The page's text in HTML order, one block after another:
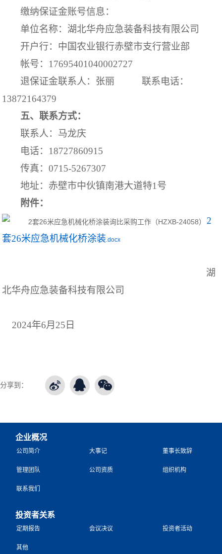
缴纳保证金账号信息：
单位名称：湖北华舟应急装备科技有限公司
开户行：中国农业银行赤壁市支行营业部
帐号： 17695401040002727
退保证金联系人： 张丽
联系电话：
13872164379
五、联系方式：
联系人：马龙庆
电话： 18727860915
传真：0715-5267307
地址：赤壁市中伙镇南港大道特1 号
附件：
2
套26米应急机械化桥涂装 .docx
湖
北华舟应急装备科技有限公司
2024年6月25日
分享到：
企业概况
公司简介 大事记 董事长致辞
管理团队 公司资质 组织机构
联系我们
投资者关系
定期报告 会议决议 投资者活动
其他